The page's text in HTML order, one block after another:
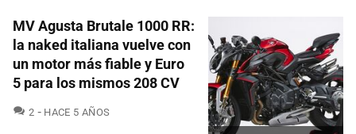
MV Agusta Brutale 1000 RR:
la naked italiana vuelve con
un motor más fiable y Euro
5 para los mismos 208 CV
2 COMENTARIOS
HACE 5 AÑOS